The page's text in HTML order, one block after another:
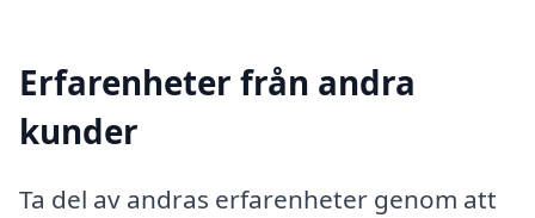
Erfarenheter från andra
kunder
Ta del av andras erfarenheter genom att